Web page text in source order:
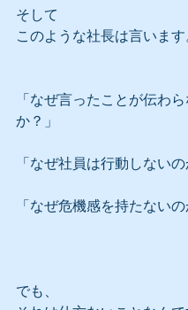
そして
このような社長は言います
「なぜ言ったことが伝わ
か？」
「なぜ社員は行動しないの
「なぜ危機感を持たないの
でも、